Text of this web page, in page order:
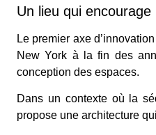
Un lieu qui
Le premier axe
New York à la fin des
conception des espaces.
Dans un contexte où la
propose une architecture